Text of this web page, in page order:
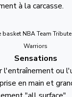
à la carcasse.
Sensations
l'entraînement ou
en main et